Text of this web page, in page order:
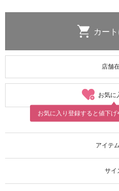
店舗
お気に
お気に入り登録すると値下
アイテ
サイ